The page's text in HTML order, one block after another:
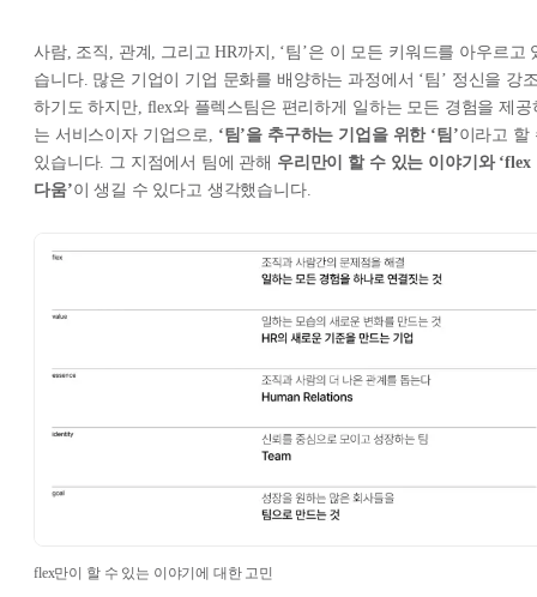
사람, 조직, 관계, 그리고 HR까지, ‘팀’은 이 모든 키워드를 아우르고
습니다. 많은 기업이 기업 문화를 배양하는 과정에서 ‘팀’ 정신을 강
하기도 하지만, flex와 플렉스팀은 편리하게 일하는 모든 경험을 제공
는 서비스이자 기업으로,
‘팀’을 추구하는 기업을 위한 ‘팀’이라고 할
있습니다. 그 지점에서 팀에 관해 우리만이 할 수 있는 이야기와 ‘flex
다움’이 생길 수 있다고 생각했습니다.
flex만이 할 수 있는 이야기에 대한 고민